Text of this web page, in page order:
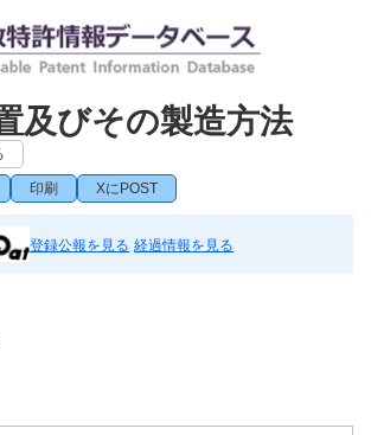
及びその製造方法
印刷 XにPOST
登録公報を見る 経過情報を見る